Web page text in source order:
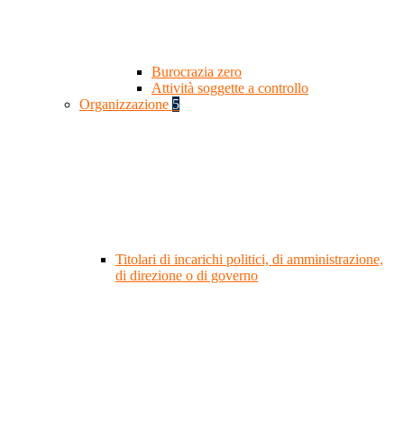
Burocrazia zero
Attività soggette a controllo
Organizzazione 5
Titolari di incarichi politici, di amministrazione,
di direzione o di governo